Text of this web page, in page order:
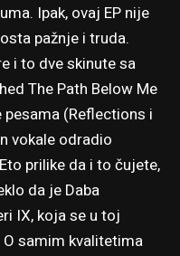
Ipak, ovaj EP nije
pažnje i truda.
i to dve skinute sa
The Path Below Me
(Reflections i
vokale odradio
prilike da i to čujete,
da je Daba
IX, koja se u toj
samim kvalitetima